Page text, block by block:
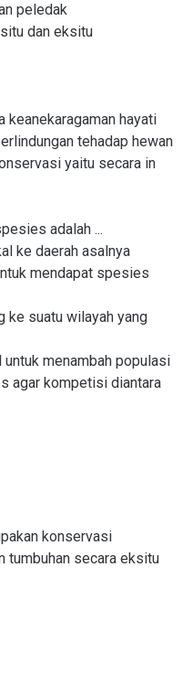
peledak
dan eksitu
keanekaragaman hayati
tehadap hewan
yaitu secara in
adalah ...
ke daerah asalnya
mendapat spesies
ke suatu wilayah yang
menambah populasi
agar kompetisi diantara
konservasi
tumbuhan secara eksitu